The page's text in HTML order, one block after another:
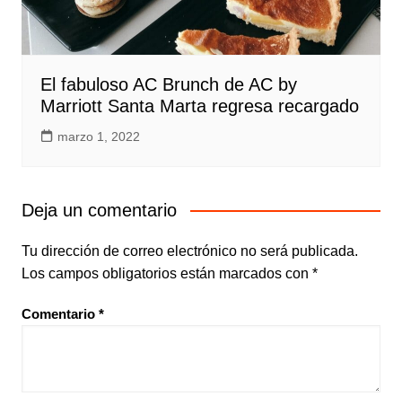
El fabuloso AC Brunch de AC by
Marriott Santa Marta regresa recargado
marzo 1, 2022
Deja un comentario
Tu dirección de correo electrónico no será publicada.
Los campos obligatorios están marcados con *
Comentario *